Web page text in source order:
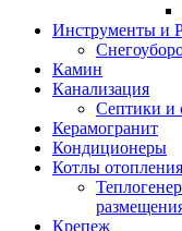
Инструменты и
Камин
Канализация
Септики и
Керамогранит
Кондиционеры
Котлы отопления
Крепеж